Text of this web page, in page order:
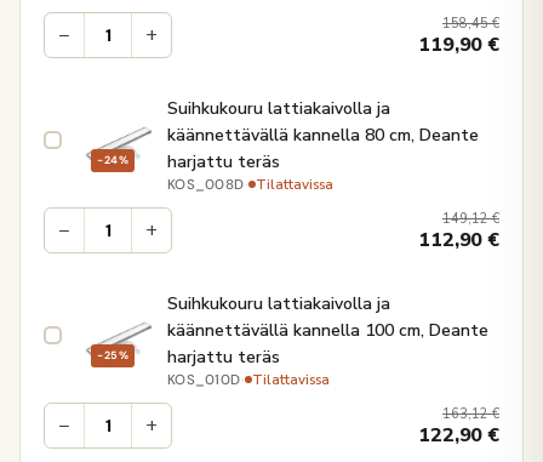
− + 158,45€
119,90€
−24%
Suihkukouru lattiakaivolla ja
käännettävällä kannella 80 cm, Deante
harjattu teräs
KOS_008D· Tilattavissa
− + 149,12€
112,90€
−25%
Suihkukouru lattiakaivolla ja
käännettävällä kannella 100 cm, Deante
harjattu teräs
KOS_010D· Tilattavissa
− + 163,12€
122,90€